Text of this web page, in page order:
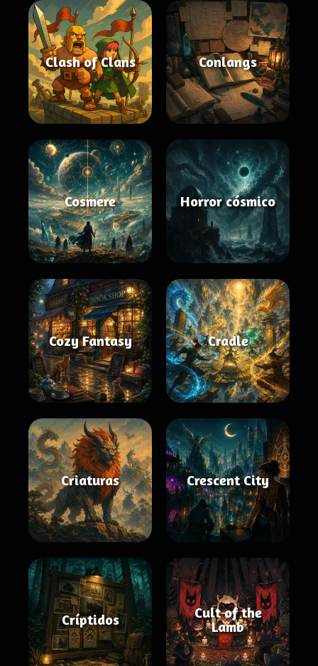
Clash of Clans Conlangs
Cosmere Horror cósmico
Cozy Fantasy Cradle
Criaturas Crescent City
Críptidos
Cult of the
Lamb